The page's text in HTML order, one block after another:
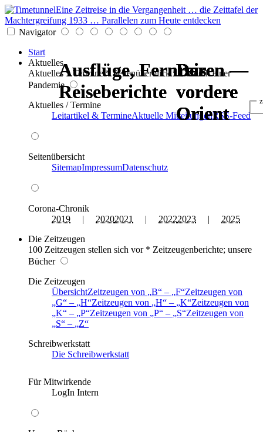
Eine Zeitreise in die Vergangenheit … die Zeittafel der
Machtergreifung 1933 … Parallelen zum Heute entdecken
Navigator
Start
Aktuelles
Aktuelles * Termine * Seitenüberblick * Chronik einer
Pandemie
Aktuelles / Termine
Leitartikel & TermineAktuelle MitteilungenRSS-Feed
Seitenübersicht
SitemapImpressumDatenschutz
Corona-Chronik
2019 | 20202021 | 20222023 | 2025
Die Zeitzeugen
100 Zeitzeugen stellen sich vor * Zeitzeugenberichte; unsere
Bücher
Die Zeitzeugen
ÜbersichtZeitzeugen von B – F Zeitzeugen von
G
– H Zeitzeugen von H – K Zeitzeugen von
K
– P Zeitzeugen von P – S Zeitzeugen von
S
–
Z
Schreibwerkstatt
Die Schreibwerkstatt
Für Mitwirkende
LogIn Intern
Der
vordere
Orient
Ausflüge, Fernreisen —
Reiseberichte
Der
vordere
Orient
Der
vordere
Orient
Ausflüge, Fernreisen —
Reiseberichte
Der
vordere
Orient